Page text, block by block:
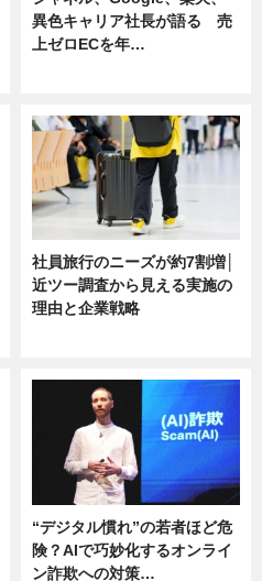
異色キャリア社長が語る 売
上ゼロECを年…
社員旅行のニーズが約7割増│
近ツー調査から見える実施の
理由と企業戦略
“デジタル慣れ”の若者ほど危
険？AIで巧妙化するオンライ
ン詐欺への対策…